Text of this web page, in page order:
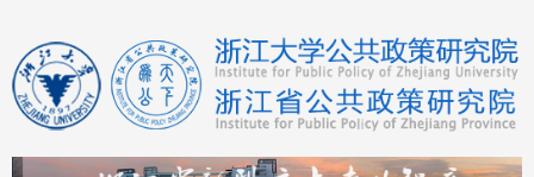
content